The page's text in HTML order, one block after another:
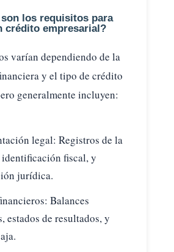
los requisitos para
crédito empresarial?
varían dependiendo de la
y el tipo de crédito
generalmente incluyen:
legal: Registros de la
identificación fiscal, y
jurídica.
Balances
estados de resultados, y